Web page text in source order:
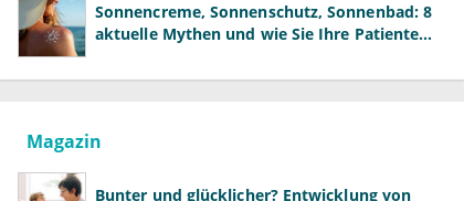
Sonnencreme, Sonnenschutz, Sonnenbad: 8
aktuelle Mythen und wie Sie Ihre Patienten
Magazin
Bunter und glücklicher? Entwicklung von